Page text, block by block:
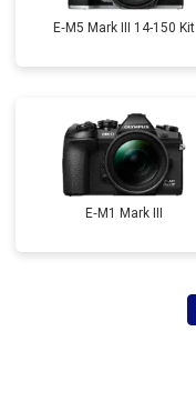
E‑M5 Mark III 14-150 Kit
E‑M1 Mark III